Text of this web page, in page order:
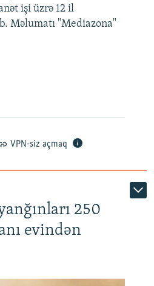
işi üzrə 12 il
Məlumatı "Mediazona"
VPN-siz açmaq
250
evindən